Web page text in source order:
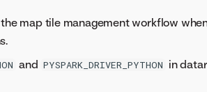
the map tile management workflow
and PYSPARK_DRIVER_PYTHON in